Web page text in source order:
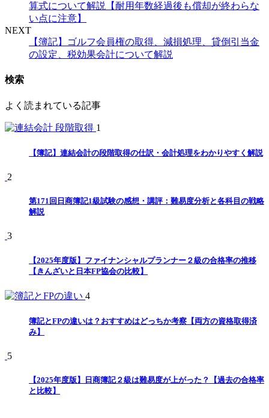
算式について解説【耐用年数経過後も償却が終わらな
い点に注意】
NEXT
【簿記】ゴルフ会員権の取得、減損処理、貸倒引当金
の設定、税効果会計について解説
検索
よく読まれている記事
1
【簿記】連結会計の段階取得の仕訳・会計処理をわかりやすく解説
2
第171回日商簿記1級試験の感想・講評：難易度分析と各科目の戦略
解説
3
【2025年度版】ファイナンシャルプランナー２級の合格率の推移
【きんざいと日本FP協会の比較】
4
簿記とFPの違いは？おすすめはどっちか考察【両方の資格取得済
み】
5
【2025年度版】日商簿記２級は難易度が上がった？【過去の合格率
と比較】